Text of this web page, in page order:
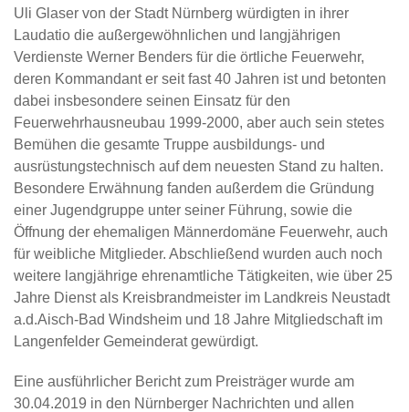
Uli Glaser von der Stadt Nürnberg würdigten in ihrer
Laudatio die außergewöhnlichen und langjährigen
Verdienste Werner Benders für die örtliche Feuerwehr,
deren Kommandant er seit fast 40 Jahren ist und betonten
dabei insbesondere seinen Einsatz für den
Feuerwehrhausneubau 1999-2000, aber auch sein stetes
Bemühen die gesamte Truppe ausbildungs- und
ausrüstungstechnisch auf dem neuesten Stand zu halten.
Besondere Erwähnung fanden außerdem die Gründung
einer Jugendgruppe unter seiner Führung, sowie die
Öffnung der ehemaligen Männerdomäne Feuerwehr, auch
für weibliche Mitglieder. Abschließend wurden auch noch
weitere langjährige ehrenamtliche Tätigkeiten, wie über 25
Jahre Dienst als Kreisbrandmeister im Landkreis Neustadt
a.d.Aisch-Bad Windsheim und 18 Jahre Mitgliedschaft im
Langenfelder Gemeinderat gewürdigt.
Eine ausführlicher Bericht zum Preisträger wurde am
30.04.2019 in den Nürnberger Nachrichten und allen